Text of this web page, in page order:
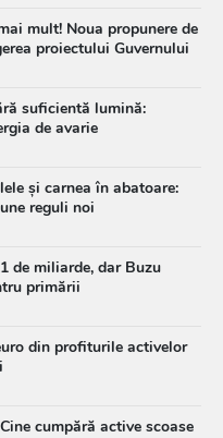
mult! Noua propunere de
proiectului Guvernului
suficientă lumină:
de avarie
și carnea în abatoare:
reguli noi
de miliarde, dar Buzu
primării
din profiturile activelor
cumpără active scoase